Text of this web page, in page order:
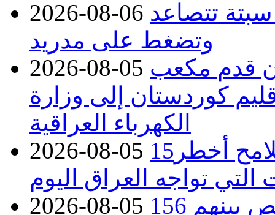
2026-08-06 تتصاعد
وتضغط على مدريد
2026-08-05 توريد 100 مليون قدم مكعب
كوردستان إلى وزارة
الكهرباء العراقية
2026-08-05 15كارثة بيئية ومناخية ترسم ملامح أخطر
التي تواجه العراق اليوم
2026-08-05 حرائق فرنسا.. توقيف 402 شخص بينهم 156